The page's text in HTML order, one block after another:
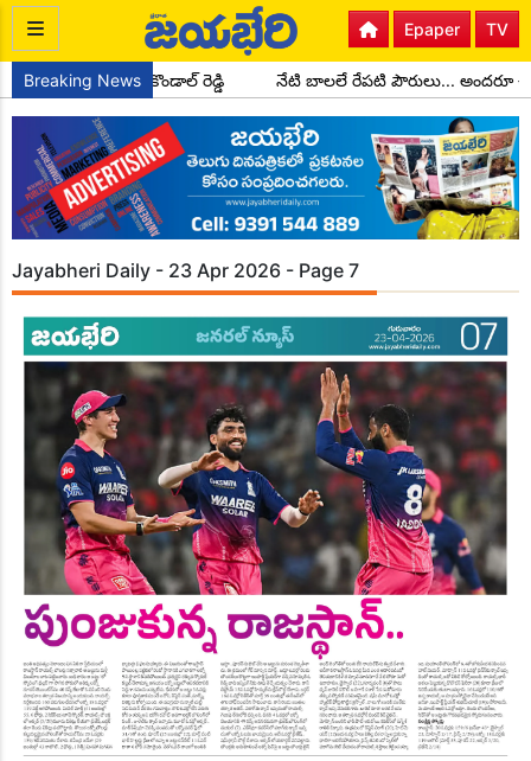
TV
Epaper
Breaking News
అధ్యక్షులుగా చాడ కొండాల్ రెడ్డి నేటి బాలలే రేపటి పౌరులు... అందరూ
Jayabheri Daily - 23 Apr 2026 - Page 7